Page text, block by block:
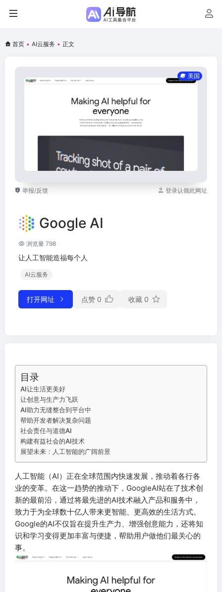
首页 • AI云服务 • 正文
美国
举报/反馈 登录认领此网址
Google AI
浏览量 798
让人工智能造福每个人
AI云服务
打开网址 点赞 0 收藏 0
目录
AI让生活更美好
让创意与生产力飞跃
AI助力无缝整合到平台中
帮助开发者解决复杂问题
社会责任与道德AI
构建有益社会的AI技术
展望未来：人工智能的广阔前景
人工智能（AI）正在全球范围内快速发展，推动着各行各
业的变革。在这一趋势的推动下，GoogleAI站在了技术创
新的最前沿，通过将最先进的AI技术融入产品和服务中，
致力于为全球数十亿人带来更智能、更高效的生活方式。
Google的AI不仅旨在提升生产力、增强创意能力，还将知
识和学习变得更加丰富与便捷，帮助用户做他们最关心的
事。